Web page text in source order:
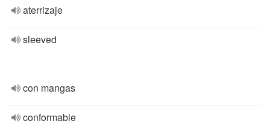
aterrizaje
sleeved
con mangas
conformable